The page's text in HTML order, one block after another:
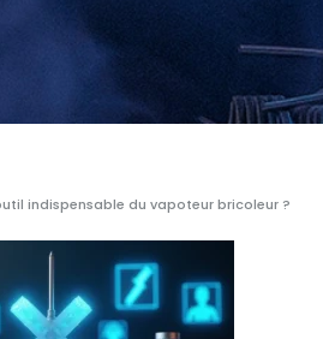
indispensable du vapoteur bricoleur ?